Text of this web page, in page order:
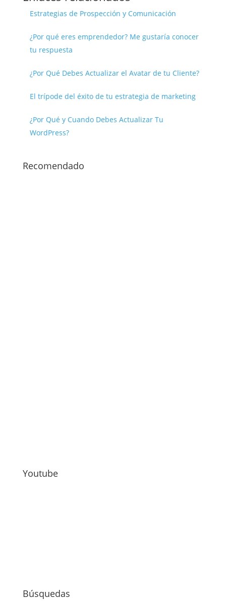
Estrategias de Prospección y Comunicación
¿Por qué eres emprendedor? Me gustaría conocer
tu respuesta
¿Por Qué Debes Actualizar el Avatar de tu Cliente?
El trípode del éxito de tu estrategia de marketing
¿Por Qué y Cuando Debes Actualizar Tu
WordPress?
Recomendado
Youtube
Búsquedas